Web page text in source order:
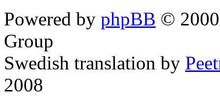
Powered by phpBB ©
Group
Swedish translation by
2008